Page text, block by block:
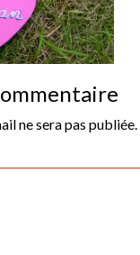
ne sera pas publiée.